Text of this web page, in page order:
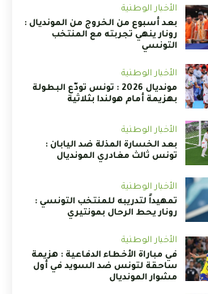
الأخبار الوطنية
بعد أسبوع من الخروج من المونديال :
رونار ينهي تجربته مع المنتخب
التونسي
الأخبار الوطنية
مونديال 2026 : تونس تودّع البطولة
بهزيمة أمام هولندا بثلاثية
الأخبار الوطنية
بعد الخسارة المذلة ضد اليابان :
تونس ثالث مغادري المونديال
الأخبار الوطنية
تمهيداً لتدريبه للمنتخب التونسي :
رونار يحط الرحال بمونتيري
الأخبار الوطنية
في مباراة الأخطاء الدفاعية : هزيمة
ساحقة لتونس ضد السويد في أول
مشوار المونديال